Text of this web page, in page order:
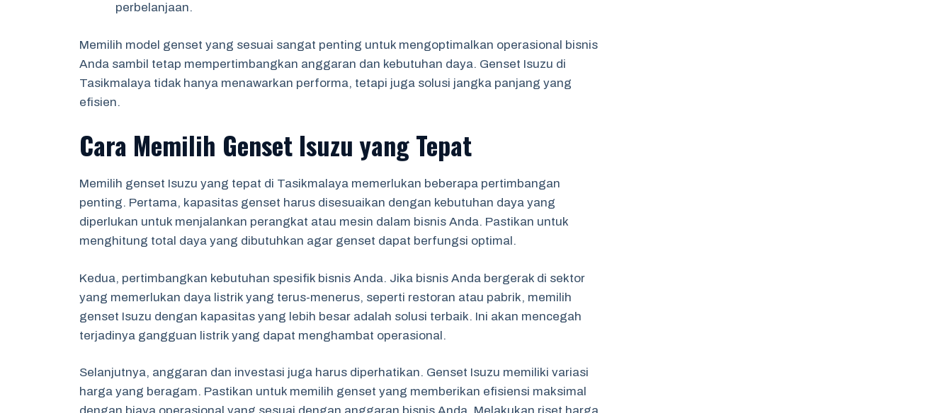
perbelanjaan.
Memilih model genset yang sesuai sangat penting untuk mengoptimalkan operasional bisnis
Anda sambil tetap mempertimbangkan anggaran dan kebutuhan daya. Genset Isuzu di
Tasikmalaya tidak hanya menawarkan performa, tetapi juga solusi jangka panjang yang
efisien.
Cara Memilih Genset Isuzu yang Tepat
Memilih genset Isuzu yang tepat di Tasikmalaya memerlukan beberapa pertimbangan
penting. Pertama, kapasitas genset harus disesuaikan dengan kebutuhan daya yang
diperlukan untuk menjalankan perangkat atau mesin dalam bisnis Anda. Pastikan untuk
menghitung total daya yang dibutuhkan agar genset dapat berfungsi optimal.
Kedua, pertimbangkan kebutuhan spesifik bisnis Anda. Jika bisnis Anda bergerak di sektor
yang memerlukan daya listrik yang terus-menerus, seperti restoran atau pabrik, memilih
genset Isuzu dengan kapasitas yang lebih besar adalah solusi terbaik. Ini akan mencegah
terjadinya gangguan listrik yang dapat menghambat operasional.
Selanjutnya, anggaran dan investasi juga harus diperhatikan. Genset Isuzu memiliki variasi
harga yang beragam. Pastikan untuk memilih genset yang memberikan efisiensi maksimal